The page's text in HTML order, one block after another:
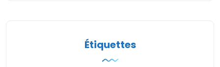
Étiquettes